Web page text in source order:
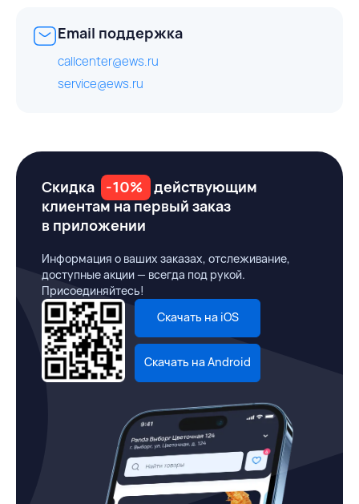
Email поддержка
callcenter@ews.ru
service@ews.ru
Скидка -10%
действующим
клиентам на первый заказ
в приложении
Информация о ваших заказах, отслеживание,
доступные акции — всегда под рукой.
Присоединяйтесь!
Скачать на iOS
Скачать на Android